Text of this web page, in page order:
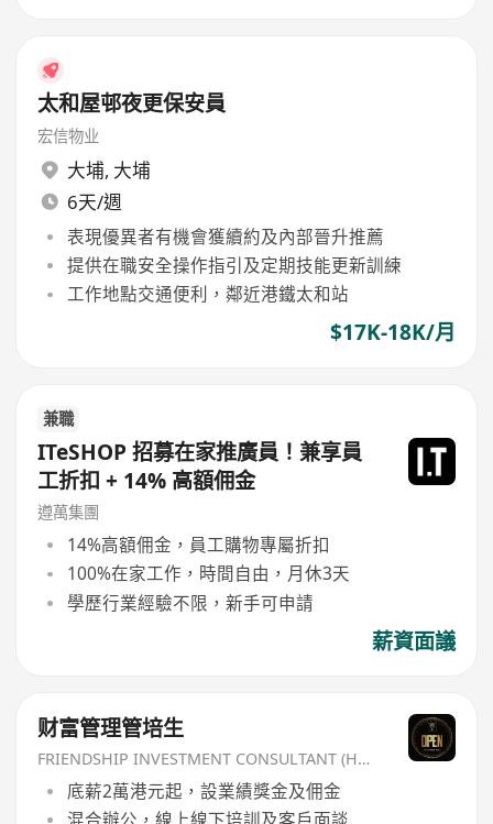
太和屋邨夜更保安員
宏信物业
大埔, 大埔
6天/週
表現優異者有機會獲續約及內部晉升推薦
提供在職安全操作指引及定期技能更新訓練
工作地點交通便利，鄰近港鐵太和站
$17K-18K/月
兼職
ITeSHOP 招募在家推廣員！兼享員
工折扣 + 14% 高額佣金
遵萬集團
14%高額佣金，員工購物專屬折扣
100%在家工作，時間自由，月休3天
學歷行業經驗不限，新手可申請
薪資面議
财富管理管培生
FRIENDSHIP INVESTMENT CONSULTANT (HK) CO
底薪2萬港元起，設業績獎金及佣金